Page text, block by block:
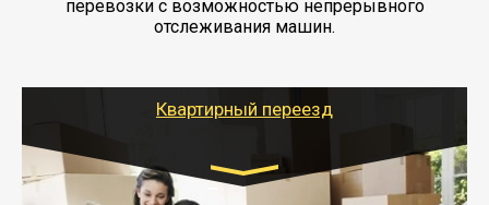
перевозки с возможностью непрерывного
отслеживания машин.
Квартирный переезд